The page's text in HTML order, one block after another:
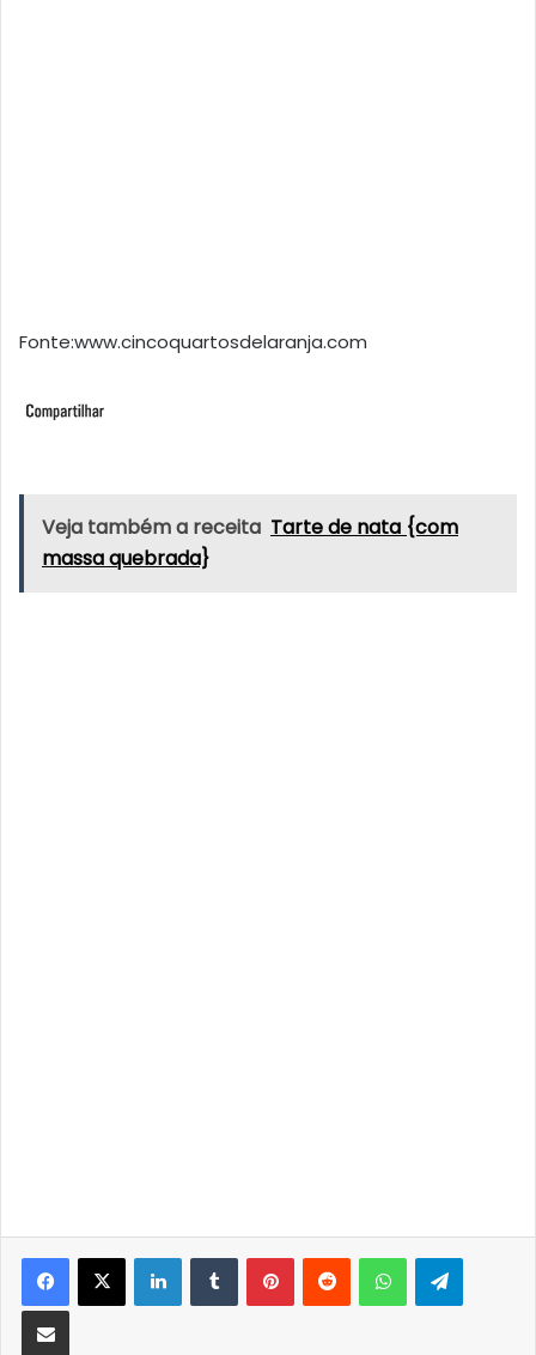
Fonte:www.cincoquartosdelaranja.com
Veja também a receita Tarte de nata {com
massa quebrada}
LinkedInTumblrPinterestReddit WhatsApp
Partilhar Via Email